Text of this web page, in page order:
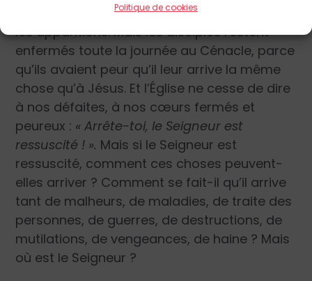
Politique de cookies
Puis la confusion, le cœur fermé,
les apparitions. Mais les disciples restent
enfermés toute la journée au Cénacle, parce
qu’ils avaient peur qu’il leur arrive la même
chose qu’à Jésus. Et l’Église ne cesse de dire
à nos défaites, à nos cœurs fermés et
peureux : « Arrête-toi, le Seigneur est
ressuscité ! ». Mais si le Seigneur est
ressuscité, comment ces choses peuvent-
elles arriver ? Comment se fait-il qu’il arrive
tant de malheurs, de maladies, de traite des
personnes, de guerres, de destructions, de
mutilations, de vengeances, de haine ? Mais
où est le Seigneur ?